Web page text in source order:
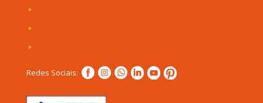
Redes Sociais: